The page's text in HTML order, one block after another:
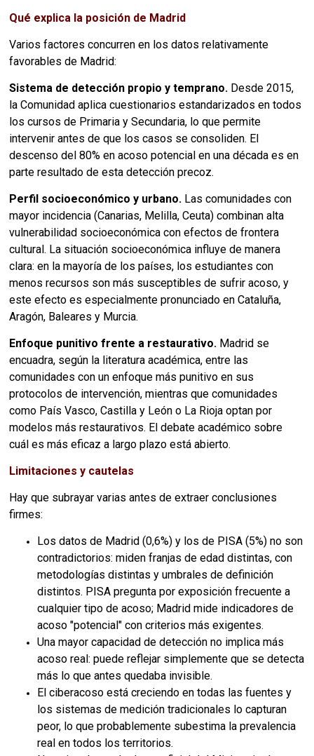
Qué explica la posición de Madrid
Varios factores concurren en los datos relativamente
favorables de Madrid:
Sistema de detección propio y temprano. Desde 2015,
la Comunidad aplica cuestionarios estandarizados en todos
los cursos de Primaria y Secundaria, lo que permite
intervenir antes de que los casos se consoliden. El
descenso del 80% en acoso potencial en una década es en
parte resultado de esta detección precoz.
Perfil socioeconómico y urbano. Las comunidades con
mayor incidencia (Canarias, Melilla, Ceuta) combinan alta
vulnerabilidad socioeconómica con efectos de frontera
cultural. La situación socioeconómica influye de manera
clara: en la mayoría de los países, los estudiantes con
menos recursos son más susceptibles de sufrir acoso, y
este efecto es especialmente pronunciado en Cataluña,
Aragón, Baleares y Murcia.
Enfoque punitivo frente a restaurativo. Madrid se
encuadra, según la literatura académica, entre las
comunidades con un enfoque más punitivo en sus
protocolos de intervención, mientras que comunidades
como País Vasco, Castilla y León o La Rioja optan por
modelos más restaurativos. El debate académico sobre
cuál es más eficaz a largo plazo está abierto.
Limitaciones y cautelas
Hay que subrayar varias antes de extraer conclusiones
firmes:
Los datos de Madrid (0,6%) y los de PISA (5%) no son
contradictorios: miden franjas de edad distintas, con
metodologías distintas y umbrales de definición
distintos. PISA pregunta por exposición frecuente a
cualquier tipo de acoso; Madrid mide indicadores de
acoso "potencial" con criterios más exigentes.
Una mayor capacidad de detección no implica más
acoso real: puede reflejar simplemente que se detecta
más lo que antes quedaba invisible.
El ciberacoso está creciendo en todas las fuentes y
los sistemas de medición tradicionales lo capturan
peor, lo que probablemente subestima la prevalencia
real en todos los territorios.